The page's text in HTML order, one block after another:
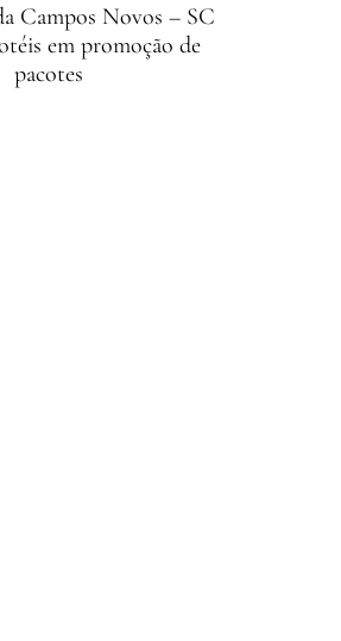
Campos Novos – SC
em promoção de
pacotes